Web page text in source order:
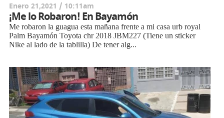
Enero 21,2021 / 10:11am
¡Me lo Robaron! En Bayamón
Me robaron la guagua esta mañana frente a mi casa urb royal
Palm Bayamón Toyota chr 2018 JBM227 (Tiene un sticker
Nike al lado de la tablilla) De tener alg...